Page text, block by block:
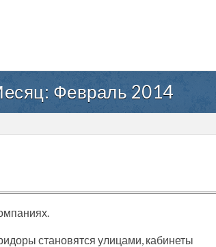
Февраль 2014
становятся улицами, кабинеты